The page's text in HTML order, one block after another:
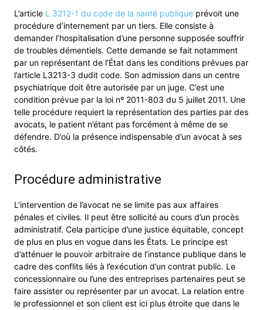
L’article L 3212-1 du code de la santé publique prévoit une
procédure d’internement par un tiers. Elle consiste à
demander l’hospitalisation d’une personne supposée souffrir
de troubles démentiels. Cette demande se fait notamment
par un représentant de l’État dans les conditions prévues par
l’article L3213-3 dudit code. Son admission dans un centre
psychiatrique doit être autorisée par un juge. C’est une
condition prévue par la loi nº 2011-803 du 5 juillet 2011. Une
telle procédure requiert la représentation des parties par des
avocats, le patient n’étant pas forcément à même de se
défendre. D’où la présence indispensable d’un avocat à ses
côtés.
Procédure administrative
L’intervention de l’avocat ne se limite pas aux affaires
pénales et civiles. Il peut être sollicité au cours d’un procès
administratif. Cela participe d’une justice équitable, concept
de plus en plus en vogue dans les États. Le principe est
d’atténuer le pouvoir arbitraire de l’instance publique dans le
cadre des conflits liés à l’exécution d’un contrat public. Le
concessionnaire ou l’une des entreprises partenaires peut se
faire assister ou représenter par un avocat. La relation entre
le professionnel et son client est ici plus étroite que dans le